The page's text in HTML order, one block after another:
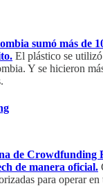
sumó más de
El plástico se
Y se hicieron
de Crowdfunding
de manera oficial.
para operar